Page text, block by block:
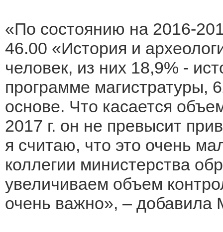
«По состоянию на 2016-
46.00 «История и
человек, из них 18,9% -
программе магистратуры,
основе. Что касается
2017 г. он не превысит
я считаю, что это очень
коллегии министерства
увеличиваем объем
очень важно», – добавила